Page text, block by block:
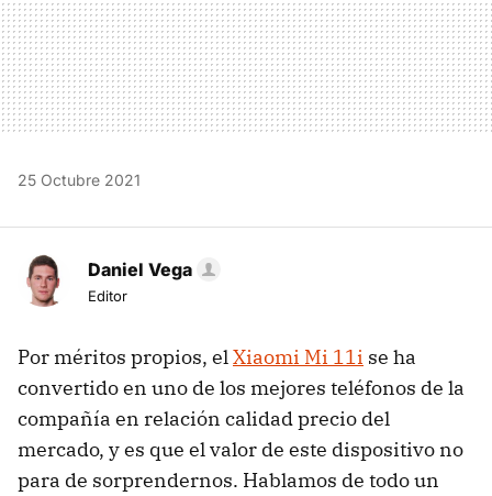
25 Octubre 2021
Daniel Vega
Editor
Por méritos propios, elXiaomi Mi 11i se ha
convertido en uno de los mejores teléfonos de la
compañía en relación calidad precio del
mercado, y es que el valor de este dispositivo no
para de sorprendernos. Hablamos de todo un